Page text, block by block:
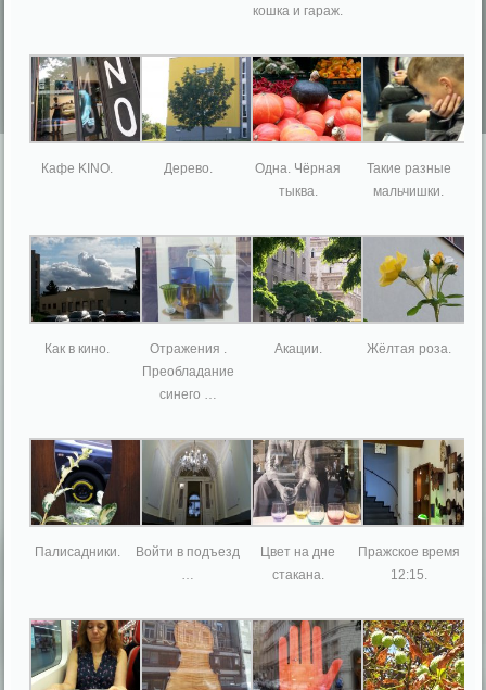
кошка и гараж.
Кафе KINO. Дерево.
Одна. Чёрная
тыква.
Такие разные
мальчишки.
Как в кино.
Отражения .
Преобладание
синего …
Акации. Жёлтая роза.
Палисадники.
Войти в подъезд
Цвет на дне
стакана.
Пражское время
12:15.